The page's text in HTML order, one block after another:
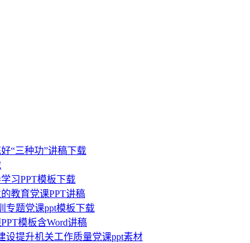
“三种功”讲稿下载
习PPT模板下载
教育党课PPT讲稿
专题党课ppt模板下载
模板含Word讲稿
设提升机关工作质量党课ppt素材